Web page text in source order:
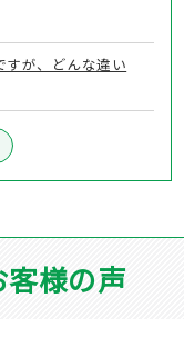
すが、どんな違い
様の声